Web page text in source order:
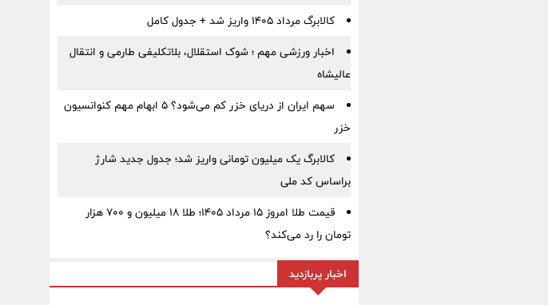
کالابرگ مرداد ۱۴۰۵ واریز شد + جدول کامل
اخبار ورزشی مهم ؛ شوک استقلال، بلاتکلیفی طارمی و انتقال
عالیشاه
سهم ایران از دریای خزر کم می‌شود؟ ۵ ابهام مهم کنوانسیون
خزر
کالابرگ یک میلیون تومانی واریز شد؛ جدول جدید شارژ
براساس کد ملی
قیمت طلا امروز ۱۵ مرداد ۱۴۰۵؛ طلا ۱۸ میلیون و ۷۰۰ هزار
تومان را رد می‌کند؟
اخبار پربازدید